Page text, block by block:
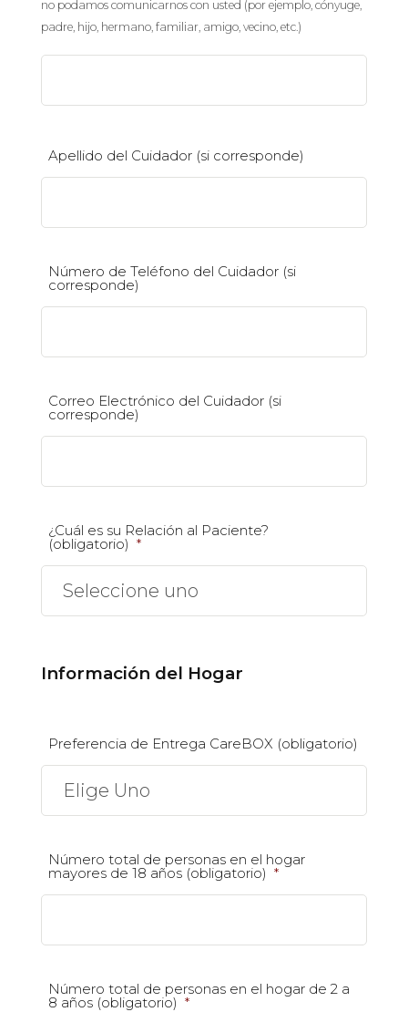
Cómo Funciona
no podamos comunicarnos con usted (por ejemplo, cónyuge,
padre, hijo, hermano, familiar, amigo, vecino, etc.)
Apellido del Cuidador (si corresponde)
Número de Teléfono del Cuidador (si
corresponde)
Correo Electrónico del Cuidador (si
corresponde)
¿Cuál es su Relación al Paciente?
(obligatorio) *
Información del Hogar
Preferencia de Entrega CareBOX (obligatorio)
Número total de personas en el hogar
mayores de 18 años (obligatorio) *
Número total de personas en el hogar de 2 a
8 años (obligatorio) *